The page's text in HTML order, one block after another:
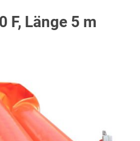
F, Länge 5 m